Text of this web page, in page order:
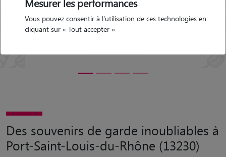
Des souvenirs de garde inoubliables à
Port-Saint-Louis-du-Rhône (13230)
Mesurer les performances
Vous pouvez consentir à l'utilisation de ces technologies en
cliquant sur « Tout accepter »